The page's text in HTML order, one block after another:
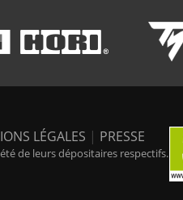
LÉGALES | PRESSE
de leurs dépositaires respectifs.